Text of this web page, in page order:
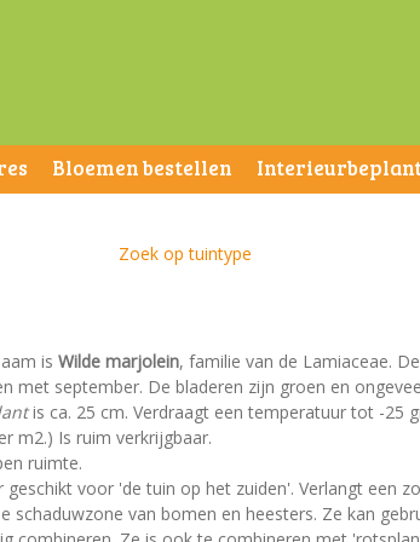
Bloemen bestellen
Zoek op tuintype
is Wilde marjolein, familie van de Lamiaceae.
met september. De bladeren zijn groen en
is ca. 25 cm. Verdraagt een temperatuur tot -25
m2.) Is ruim verkrijgbaar.
ruimte.
geschikt voor 'de tuin op het zuiden'. Verlangt een
schaduwzone van bomen en heesters. Ze kan